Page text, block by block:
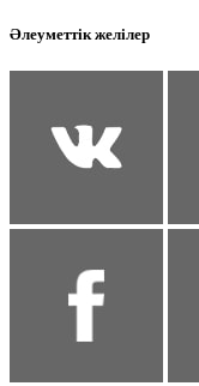
Әлеуметтік желілер